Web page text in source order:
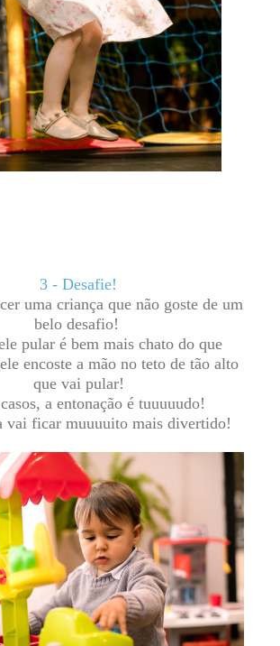
3 - Desafie!
uma criança que não goste de um
belo desafio!
pular é bem mais chato do que
encoste a mão no teto de tão alto
que vai pular!
a entonação é tuuuuudo!
vai ficar muuuuito mais divertido!